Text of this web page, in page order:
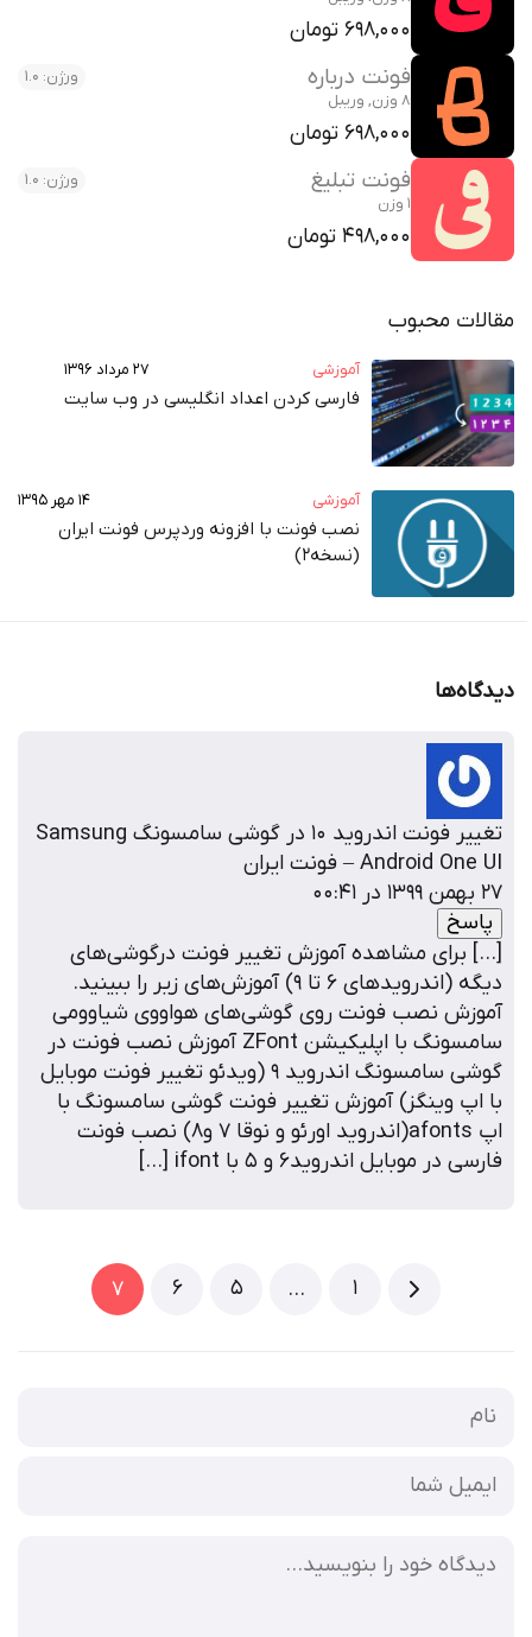
698,000 تومان
فونت درباره
ورژن: 1.0
698,000 تومان
فونت تبلیغ
ورژن: 1.0
498,000 تومان
مقالات محبوب
آموزشی
فارسی کردن اعداد انگلیسی در وب‌ سایت
آموزشی
نصب فونت با افزونه وردپرس فونت ایران
(نسخه2)
دیدگاه‌ها
تغییر فونت اندروید ۱۰ در گوشی سامسونگ Samsung
Android One UI – فونت ایران
۲۷ بهمن ۱۳۹۹ در ۰۰:۴۱
پاسخ
[…] برای مشاهده آموزش تغییر فونت درگوشی‌های
دیگه (اندروید‌های ۶ تا ۹) آموزش‌های زیر را ببینید.
آموزش نصب فونت روی گوشی‌های هواووی شیاوومی
سامسونگ با اپلیکیشن ZFont آموزش نصب فونت در
گوشی سامسونگ اندروید 9 (ویدئو تغییر فونت موبایل
با اپ وینگز) آموزش تغییر فونت گوشی سامسونگ با
اپ afonts(اندروید اورئو و نوقا 7 و8) نصب فونت
فارسی در موبایل اندروید۶ و ۵ با ifont […]
…